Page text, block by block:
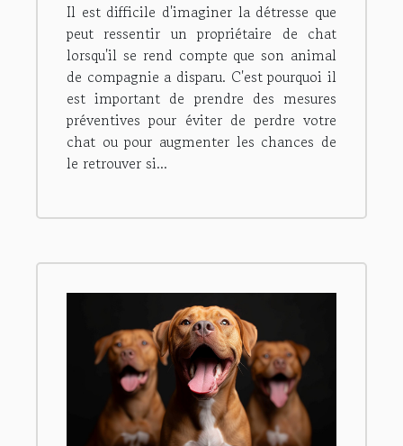
Il est difficile d'imaginer la détresse que
peut ressentir un propriétaire de chat
lorsqu'il se rend compte que son animal
de compagnie a disparu. C'est pourquoi il
est important de prendre des mesures
préventives pour éviter de perdre votre
chat ou pour augmenter les chances de
le retrouver si...